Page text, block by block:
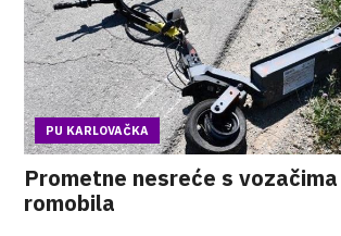
PU KARLOVAČKA
Prometne nesreće s
romobila